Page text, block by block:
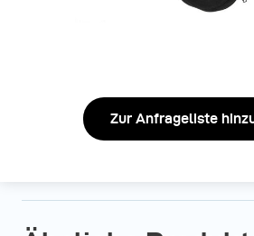
Zur Anfrageliste